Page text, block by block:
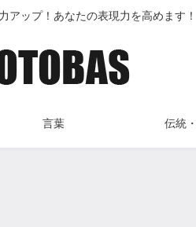
アップ！あなたの表現力を高めます！
言葉 伝統